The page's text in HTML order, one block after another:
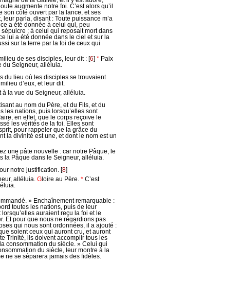
augmente notre foi. C’est alors qu’il
son côté ouvert par la lance, et ses
parla, disant : Toute puissance m’a
a été donnée à celui qui, peu
; à celui qui reposait mort dans
lui a été donnée dans le ciel et sur la
sur la terre par la foi de ceux qui
de ses disciples, leur dit : [6] * Paix
du Seigneur, alléluia.
du lieu où les disciples se trouvaient
d’eux, et leur dit.
à la vue du Seigneur, alléluia.
au nom du Père, et du Fils, et du
les nations, puis lorsqu’elles sont
en effet, que le corps reçoive le
les vérités de la foi. Elles sont
pour rappeler que la grâce du
la divinité est une, et dont le nom est un
une pâte nouvelle : car notre Pâque, le
la Pâque dans le Seigneur, alléluia.
notre justification. [8]
alléluia. G loire au Père. * C’est
» Enchaînement remarquable :
toutes les nations, puis de leur
auraient reçu la foi et le
Et pour que nous ne regardions pas
qui nous sont ordonnées, il a ajouté :
soient ceux qui auront cru, et auront
Trinité, ils doivent accomplir tous les
consommation du siècle. » Celui qui
du siècle, leur montre à la
ne se séparera jamais des fidèles.